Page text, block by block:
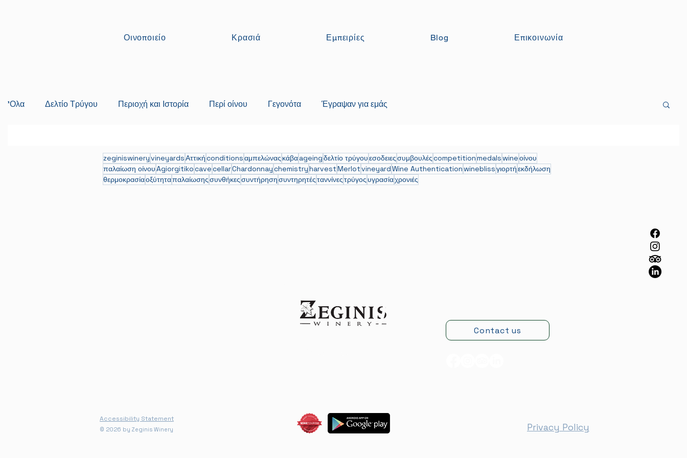
Οινοποιείο Κρασιά Εμπειρίες Blog Επικοινωνία
'Ολα Δελτίο Τρύγου Περιοχή και Ιστορία Περί οίνου Γεγονότα Έγραψαν για εμάς
zeginiswineryvineyardsΑττικήconditionsαμπελώνας κάβαageingδελτίο τρύγουεσοδειεςσυμβουλέςcompetitionmedalswineοίνου
παλαίωση οίνουAgiorgitikocavecellarChardonnaychemistryharvestMerlotvineyardWine Authenticationwineblissγιορτήεκδήλωση
θερμοκρασίαοξύτηταπαλαίωσηςσυνθήκεςσυντήρησησυντηρητέςταννίνεςτρύγος υγρασίαχρονιές
Accessibility Statement
© 2026 by Zeginis Winery
Contact us
Privacy Policy